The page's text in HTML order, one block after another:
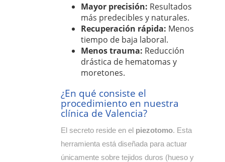
Mayor precisión: Resultados
más predecibles y naturales.
Recuperación rápida: Menos
tiempo de baja laboral.
Menos trauma: Reducción
drástica de hematomas y
moretones.
¿En qué consiste el
procedimiento en nuestra
clínica de Valencia?
El secreto reside en el piezotomo. Esta
herramienta está diseñada para actuar
únicamente sobre tejidos duros (hueso y